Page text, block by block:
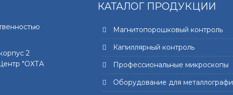
2
"ОХТА
КАТАЛОГ ПРОДУКЦИИ
Магнитопорошковый контроль
Капиллярный контроль
Профессиональные микроскопы
Оборудование для